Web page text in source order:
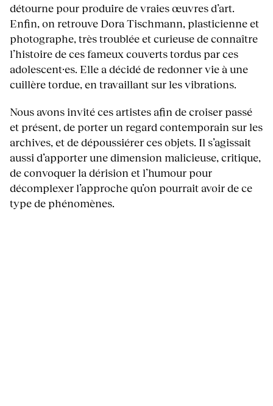
détourne pour produire de vraies œuvres d’art.
Enfin, on retrouve Dora Tischmann, plasticienne et
photographe, très troublée et curieuse de connaître
l’histoire de ces fameux couverts tordus par ces
adolescent·es. Elle a décidé de redonner vie à une
cuillère tordue, en travaillant sur les vibrations.
Nous avons invité ces artistes afin de croiser passé
et présent, de porter un regard contemporain sur les
archives, et de dépoussiérer ces objets. Il s’agissait
aussi d’apporter une dimension malicieuse, critique,
de convoquer la dérision et l’humour pour
décomplexer l’approche qu’on pourrait avoir de ce
type de phénomènes.